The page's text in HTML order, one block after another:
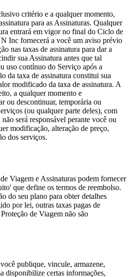
critério e a qualquer momento,
para as Assinaturas. Qualquer
entrará em vigor no final do Ciclo de
Inc fornecerá a você um aviso prévio
nas taxas de assinatura para dar a
sua Assinatura antes que tal
uso contínuo do Serviço após a
da taxa de assinatura constitui sua
modificado da taxa de assinatura. A
a qualquer momento e
ou descontinuar, temporária ou
(ou qualquer parte deles), com
será responsável perante você ou
modificação, alteração de preço,
dos serviços.
Viagem e Assinaturas podem fornecer
que define os termos de reembolso.
do seu plano para obter detalhes
por lei, outras taxas pagas de
de Viagem não são
publique, vincule, armazene,
disponibilize certas informações,